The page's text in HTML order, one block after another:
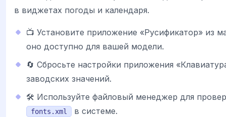
в виджетах погоды и календаря.
📺 Установите приложение «Русификатор» из
оно доступно для вашей модели.
🔄 Сбросьте настройки приложения
заводских значений.
🛠 Используйте файловый менеджер для
fonts.xml в системе.